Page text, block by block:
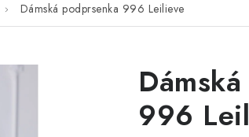
Dámská podprsenka 996 Leilieve
996